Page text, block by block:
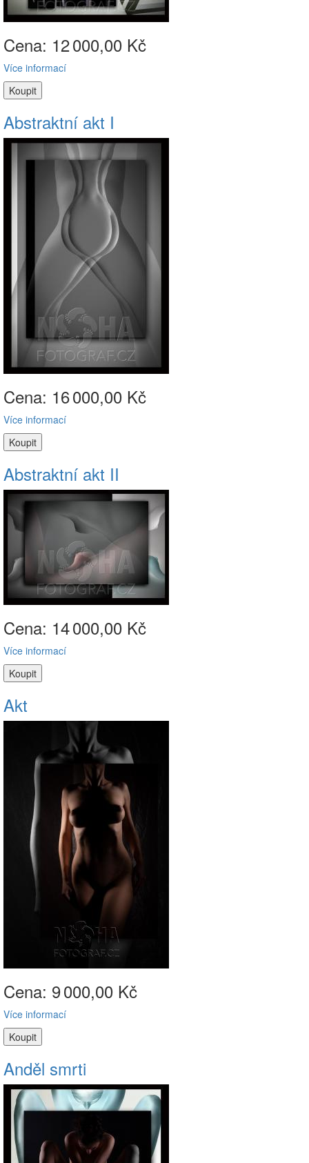
Cena: 12000,00 Kč
Více informací
Abstraktní akt I
Cena: 16000,00 Kč
Více informací
Abstraktní akt II
Cena: 14000,00 Kč
Více informací
Akt
Cena: 9000,00 Kč
Více informací
Anděl smrti